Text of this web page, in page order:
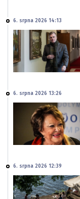
6. srpna 2026 14:13
6. srpna 2026 13:26
6. srpna 2026 12:39